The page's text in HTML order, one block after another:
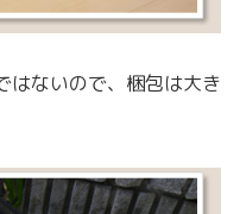
はないので、梱包は大き